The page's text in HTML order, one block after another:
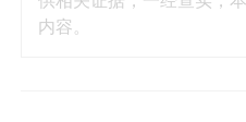
内容。